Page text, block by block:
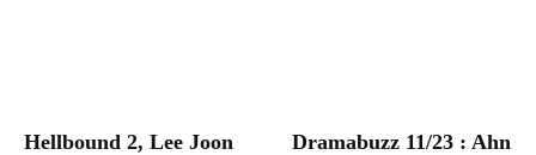
Hellbound 2, Lee Joon
Dramabuzz 11/23 : Ahn